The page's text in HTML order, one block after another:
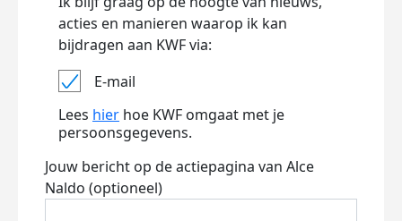
acties en manieren waarop ik kan
bijdragen aan KWF via:
E-mail
Lees hier hoe KWF omgaat met je
persoonsgegevens.
Jouw bericht op de actiepagina van Alce
Naldo (optioneel)